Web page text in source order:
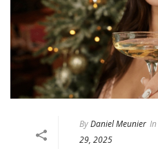
ByDaniel Meunier In
29, 2025